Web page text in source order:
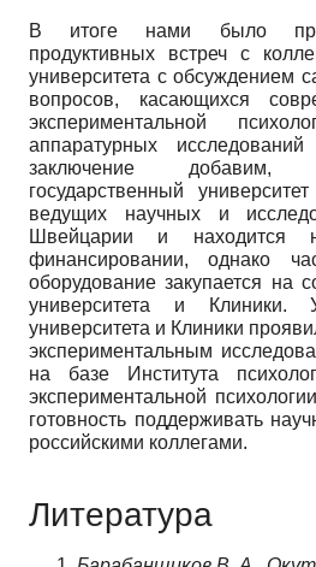
В итоге нами было
продуктивных встреч с
университета с обсуждением
вопросов, касающихся
экспериментальной
аппаратурных
заключение добавим,
государственный
ведущих научных и
Швейцарии и находится
финансировании, однако
оборудование закупается на
университета и Клиники.
университета и Клиники
экспериментальным
на базе Института
экспериментальной
готовность поддерживать
российскими коллегами.
Литература